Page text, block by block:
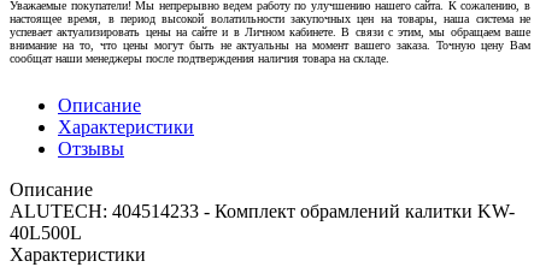
Уважаемые покупатели! Мы непрерывно ведем работу по улучшению нашего сайта. К сожалению, в
настоящее время, в период высокой волатильности закупочных цен на товары, наша система не
успевает актуализировать цены на сайте и в Личном кабинете. В связи с этим, мы обращаем ваше
внимание на то, что цены могут быть не актуальны на момент вашего заказа. Точную цену Вам
сообщат наши менеджеры после подтверждения наличия товара на складе.
Описание
Характеристики
Отзывы
Описание
ALUTECH: 404514233 - Комплект обрамлений калитки KW-
40L500L
Характеристики